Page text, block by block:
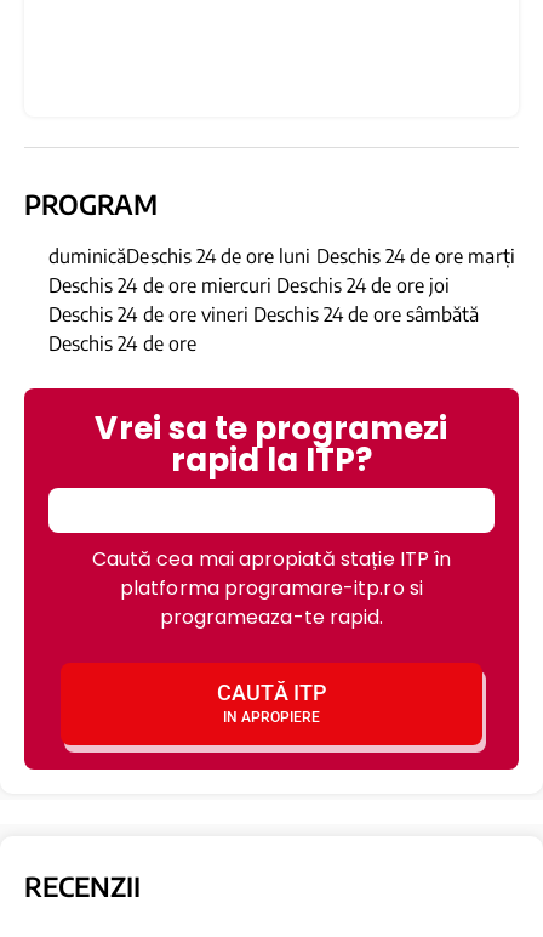
PROGRAM
duminicăDeschis 24 de ore luni Deschis 24 de ore marți
Deschis 24 de ore miercuri Deschis 24 de ore joi
Deschis 24 de ore vineri Deschis 24 de ore sâmbătă
Deschis 24 de ore
Vrei sa te programezi
rapid la ITP?
Caută cea mai apropiată stație ITP în
platforma programare-itp.ro si
programeaza-te rapid.
CAUTĂ ITP
IN APROPIERE
RECENZII